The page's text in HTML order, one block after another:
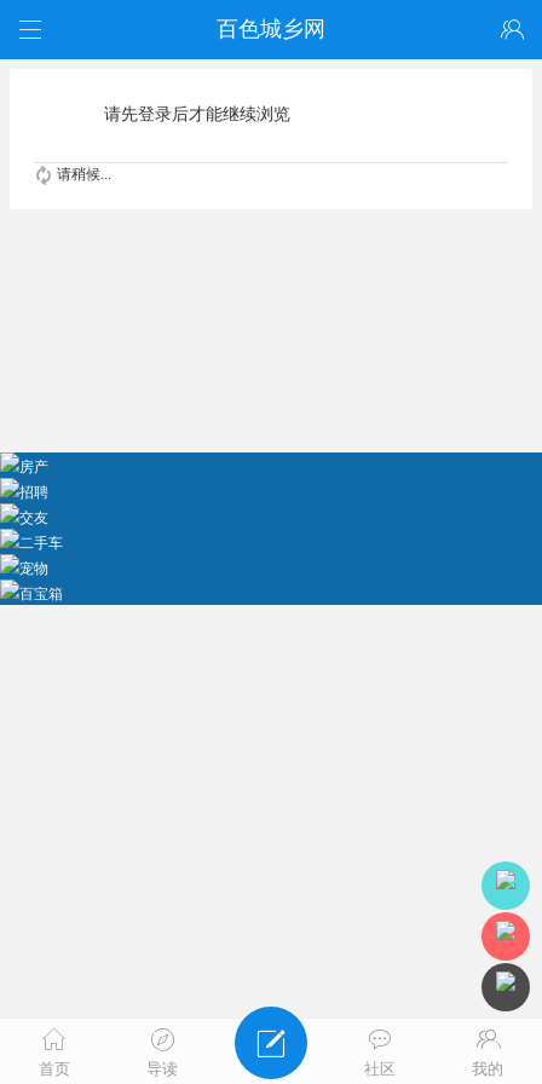
百色城乡网
请先登录后才能继续浏览
请稍候...
房产
招聘
交友
二手车
宠物
百宝箱
首页 导读 社区 我的